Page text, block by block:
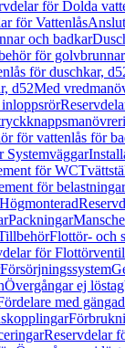
för Dolda
för Vattenlås
och badkar
för golvbrunnar
för duschkar,
d52Med
för vattenlås för
Systemväggar
för WC
för belastningar
Högmonterad
Packningar
Flottör- och
för
Försörjningssystem
Övergångar ej
med
Reservdelar